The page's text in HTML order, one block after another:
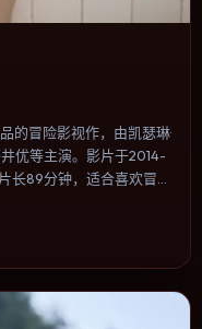
的冒险影视作，由凯瑟琳·
优等主演。影片于2014-
89分钟，适合喜欢冒险
闲观影或类型片补片的选